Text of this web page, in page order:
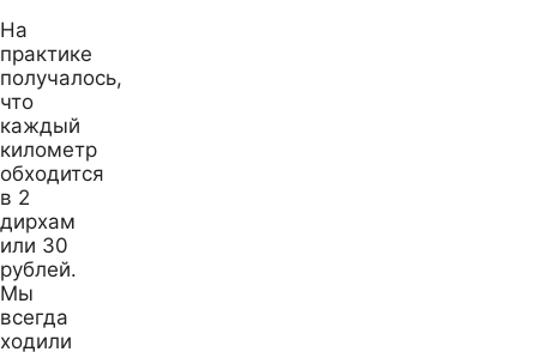
На
практике
получалось,
что
каждый
километр
обходится
в 2
дирхам
или 30
рублей.
Мы
всегда
ходили